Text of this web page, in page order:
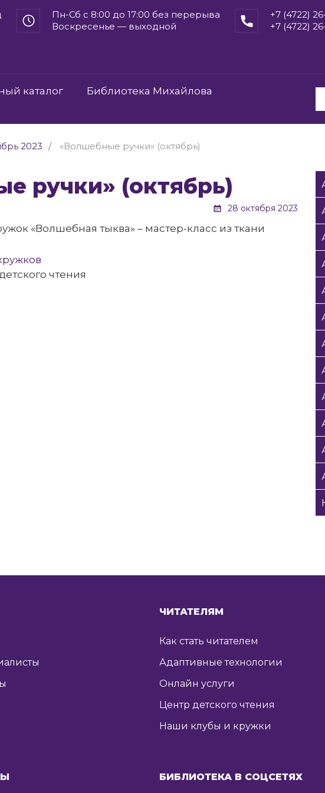
Пн-Сб с 8:00 до 17:00 без перерыва
Воскресенье — выходной
+7 (4722)
+7 (4722)
каталог
Библиотека Михайлова
2023 «Волшебные ручки» (октябрь)
ручки» (октябрь)
28 октября 2023
«Волшебная тыква» – мастер-класс из ткани
чтения
ЧИТАТЕЛЯМ
Как стать читателем
Адаптивные технологии
Онлайн услуги
Центр детского чтения
Наши клубы и кружки
БИБЛИОТЕКА В СОЦСЕТЯХ